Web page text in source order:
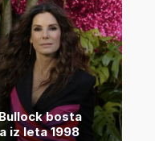
bosta
iz leta 1998